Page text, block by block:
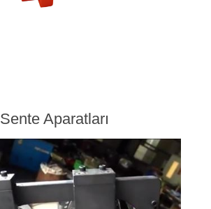
Sente Aparatları